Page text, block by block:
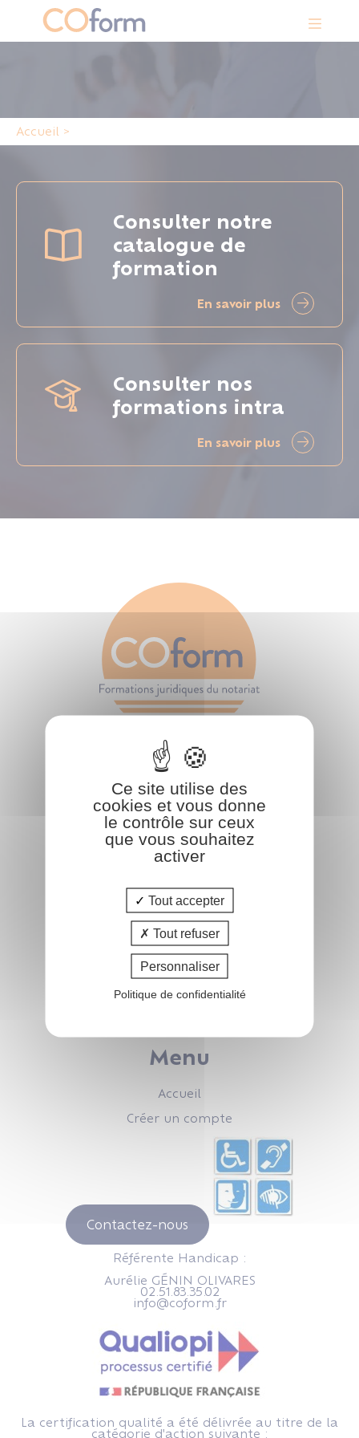
Accueil >
Consulter notre
catalogue de
formation
En savoir plus
Consulter nos
formations intra
En savoir plus
COform
47 rue de Leinster
44240 LA CHAPELLE-SUR-ERDRE
02.51.83.35.02
info@coform.fr
Catalogue
Pôle FAMILLE
Pôle IMMOBILIER
Menu
Accueil
Créer un compte
Contactez-nous
Référente Handicap :
Aurélie GÉNIN OLIVARES
02.51.83.35.02
info@coform.fr
La certification qualité a été délivrée au titre de la
catégorie d'action suivante :
Panneau de gestion des cookies
Ce site utilise des
cookies et vous donne
le contrôle sur ceux
que vous souhaitez
activer
Tout accepter
Tout refuser
Personnaliser
Politique de confidentialité